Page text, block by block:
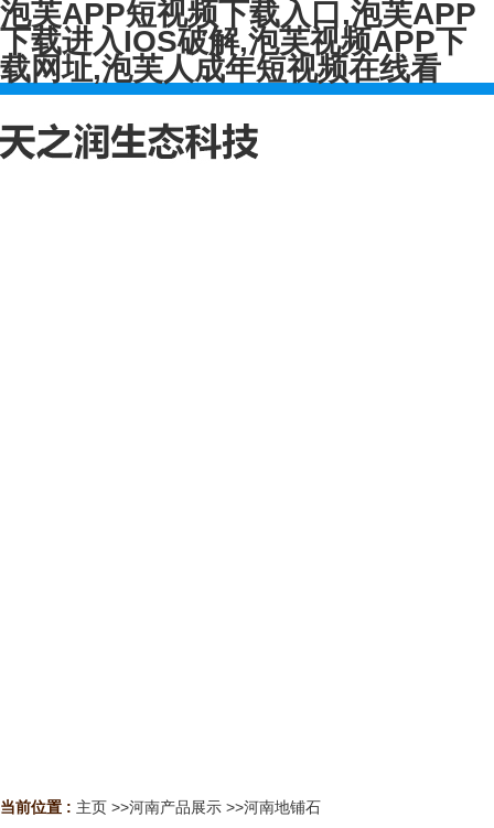
泡芙APP短视频下载入口,泡芙APP
下载进入IOS破解,泡芙视频APP下
载网址,泡芙人成年短视频在线看
当前位置 : 主页 >>河南产品展示 >>河南地铺石